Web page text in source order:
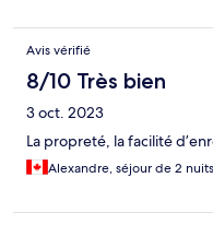
Avis vérifié
8/10 Très bien
3 oct. 2023
La propreté, la facilité
Alexandre, séjour de 2 nuits